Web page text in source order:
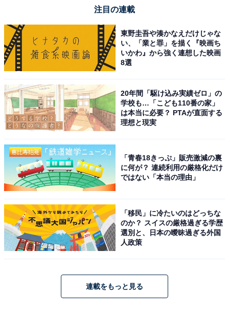
注目の連載
東野圭吾や湊かなえだけじゃな
い、「業と罪」を描く『映画ち
いかわ』から強く連想した映画
8選
20年間「駆け込み実績ゼロ」の
学校も…「こども110番の家」
は本当に必要？ PTAが直面する
理想と現実
「青春18きっぷ」販売激減の裏
に何が？ 連続利用の厳格化だけ
ではない「本当の理由」
「移民」に冷たいのはどっちな
のか？ スイスの厳格過ぎる学歴
選別と、日本の曖昧過ぎる外国
人政策
連載をもっと見る